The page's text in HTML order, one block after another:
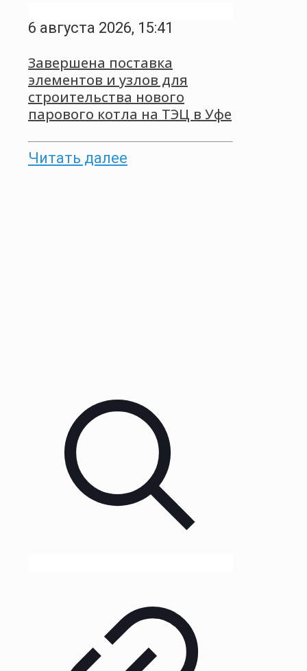
6 августа 2026, 15:41
Завершена поставка
элементов и узлов для
строительства нового
парового котла на ТЭЦ в Уфе
Читать далее